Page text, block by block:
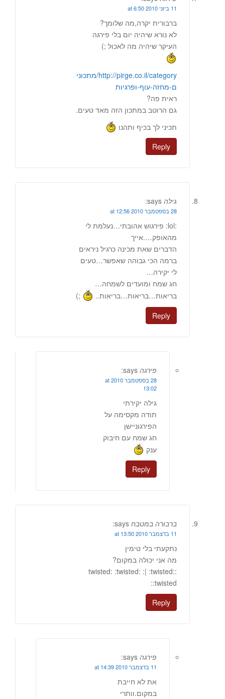
11 ביוני 2010 at 6:50
ברבורית יקרה,מה שלומך?
לא נורא שיהיה יום בלי פירגה
העיקר שיהיה מה לאכול ;)
http://pirge.co.il/category/מתכוני
ם-מחזה-עוף-ופרגיות
ראית פה?
גם הרוטב במתכון הזה מאד טעים.
תכיני לך בכיף ותהנו
Reply
גילה says:
28 בספטמבר 2010 at 12:56
:lol: פירגוש אהובתי…נעלמת לי
מהאופק….אייך
הדברים שאת מכינה כרגיל ניראים
ברמה הכי גבוהה שאפשר…טעים
לי יקירה…
חג שמח ומועדים לשמחה…
בריאות…בריאות…בריאות..
;)
Reply
פירגה says:
28 בספטמבר 2010 at
13:02
גילה יקירתי
תודה מקסימה על
הפירגוניישן
חג שמח עם חיבוק
ענק
Reply
ברבורה במטבח says:
11 בדצמבר 2010 at 13:50
נתקעתי בלי טימין
מה אני יכולה במקום?
:twisted: :twisted: :| :twisted:
:twisted:
Reply
פירגה says:
11 בדצמבר 2010 at 14:39
את לא חייבת
במקום.וותרי